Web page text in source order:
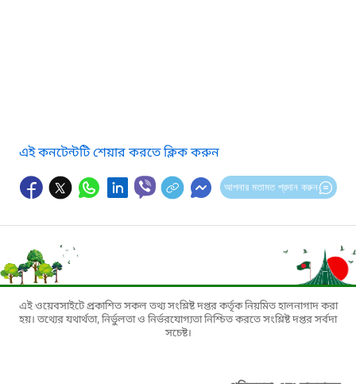
এই কনটেন্টটি শেয়ার করতে ক্লিক করুন
আপনার মতামত প্রদান করুন
এই ওয়েবসাইটে প্রকাশিত সকল তথ্য সংশ্লিষ্ট দপ্তর কর্তৃক নিয়মিত হালনাগাদ করা
হয়। তথ্যের যথার্থতা, নির্ভুলতা ও নির্ভরযোগ্যতা নিশ্চিত করতে সংশ্লিষ্ট দপ্তর সর্বদা
সচেষ্ট।